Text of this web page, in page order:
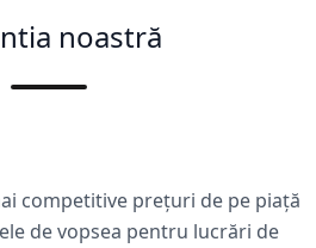
noastră
competitive prețuri de pe piață
de vopsea pentru lucrări de